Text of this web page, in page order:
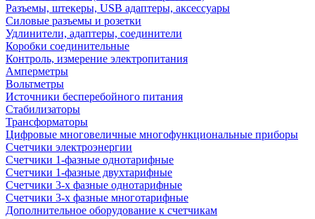
Разъемы, штекеры, USB адаптеры, аксессуары
Силовые разъемы и розетки
Удлинители, адаптеры, соединители
Коробки соединительные
Контроль, измерение электропитания
Амперметры
Вольтметры
Источники бесперебойного питания
Стабилизаторы
Трансформаторы
Цифровые многовеличные многофункциональные приборы
Счетчики электроэнергии
Счетчики 1-фазные однотарифные
Счетчики 1-фазные двухтарифные
Счетчики 3-х фазные однотарифные
Счетчики 3-х фазные многотарифные
Дополнительное оборудование к счетчикам